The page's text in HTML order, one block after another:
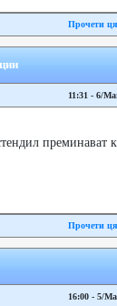
Прочети
11:31 - 6/
преминават
Прочети
16:00 - 5/